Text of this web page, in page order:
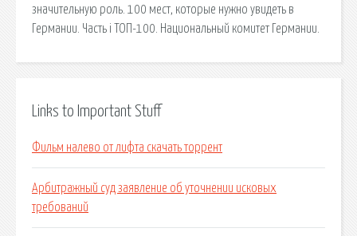
значительную роль. 100 мест, которые нужно увидеть в
Германии. Часть i ТОП-100. Национальный комитет Германии.
Links to Important Stuff
Фильм налево от лифта скачать торрент
Арбитражный суд заявление об уточнении исковых
требований